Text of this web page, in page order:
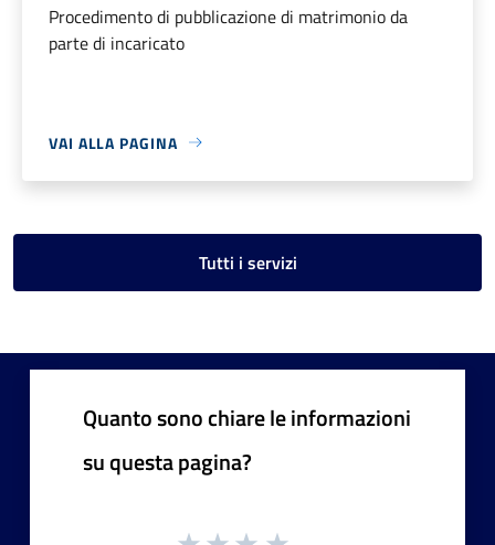
Procedimento di pubblicazione di matrimonio da
parte di incaricato
VAI ALLA PAGINA
Tutti i servizi
Quanto sono chiare le informazioni
su questa pagina?